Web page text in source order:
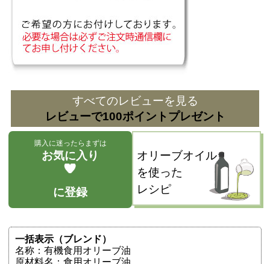
すべてのレビューを見る
レビューで100ポイントプレゼント
購入に迷ったらまずは
お気に入り
に登録
オリーブオイル
を使った
レシピ
一括表示（ブレンド）
名称：有機食用オリーブ油
原材料名：食用オリーブ油